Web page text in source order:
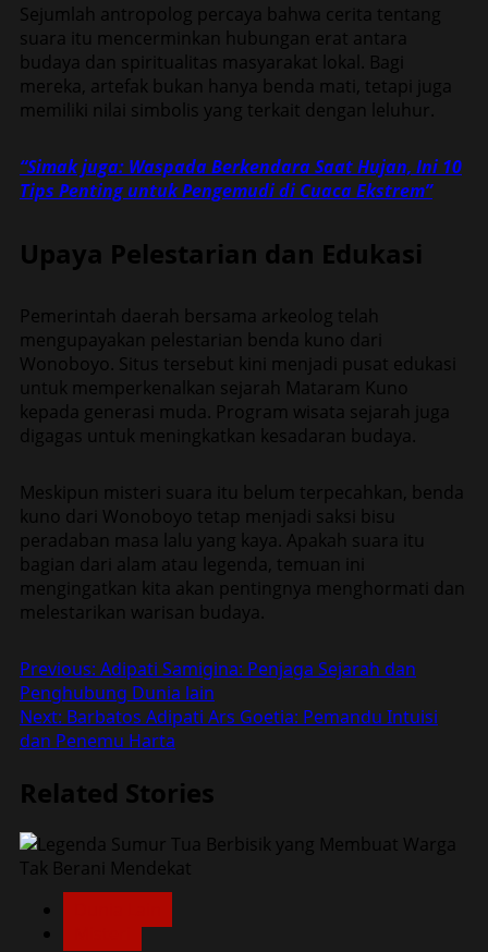
Sejumlah antropolog percaya bahwa cerita tentang
suara itu mencerminkan hubungan erat antara
budaya dan spiritualitas masyarakat lokal. Bagi
mereka, artefak bukan hanya benda mati, tetapi juga
memiliki nilai simbolis yang terkait dengan leluhur.
“Simak juga: Waspada Berkendara Saat Hujan, Ini 10
Tips Penting untuk Pengemudi di Cuaca Ekstrem”
Upaya Pelestarian dan Edukasi
Pemerintah daerah bersama arkeolog telah
mengupayakan pelestarian benda kuno dari
Wonoboyo. Situs tersebut kini menjadi pusat edukasi
untuk memperkenalkan sejarah Mataram Kuno
kepada generasi muda. Program wisata sejarah juga
digagas untuk meningkatkan kesadaran budaya.
Meskipun misteri suara itu belum terpecahkan, benda
kuno dari Wonoboyo tetap menjadi saksi bisu
peradaban masa lalu yang kaya. Apakah suara itu
bagian dari alam atau legenda, temuan ini
mengingatkan kita akan pentingnya menghormati dan
melestarikan warisan budaya.
Post
navigation
Previous: Adipati Samigina: Penjaga Sejarah dan
Penghubung Dunia lain
Next: Barbatos Adipati Ars Goetia: Pemandu Intuisi
dan Penemu Harta
Related Stories